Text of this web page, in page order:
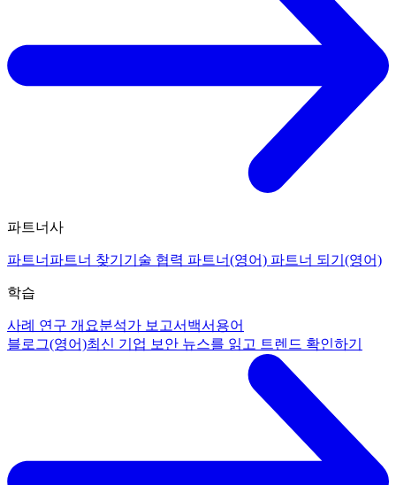
파트너사
파트너 파트너 찾기 기술 협력 파트너(영어) 파트너 되기(영어)
학습
사례 연구 개요분석가 보고서 백서 용어
블로그(영어)최신 기업 보안 뉴스를 읽고 트렌드 확인하기